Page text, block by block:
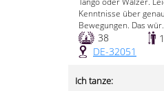
Kenntnisse über
Bewegungen. Das
38
DE-32051
Ich tanze: